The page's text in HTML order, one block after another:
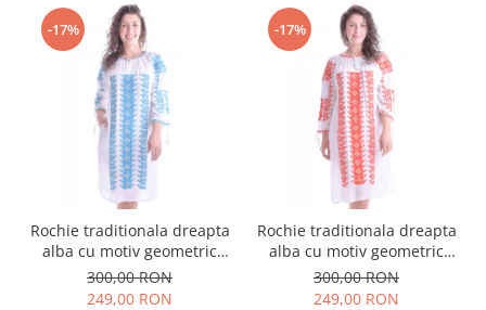
-17%
Rochie traditionala dreapta
alba cu motiv geometric
albastru Tania
300,00 RON
249,00 RON
-17%
Rochie traditionala dreapta
alba cu motiv geometric
rosu Doina
300,00 RON
249,00 RON